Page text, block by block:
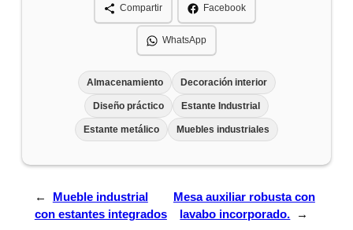
Compartir Facebook
WhatsApp
Almacenamiento Decoración interior
Diseño práctico Estante Industrial
Estante metálico Muebles industriales
←
Mueble industrial
con estantes integrados
Mesa auxiliar robusta con
lavabo incorporado.
→